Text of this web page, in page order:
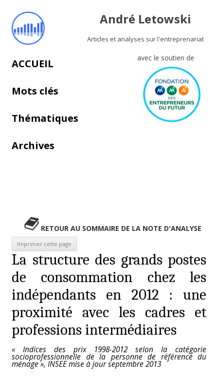
André Letowski
Articles et analyses sur l'entreprenariat
avec le soutien de
Aller au contenu principal
ACCUEIL
Mots clés
Thématiques
Archives
RETOUR AU SOMMAIRE DE LA NOTE D'ANALYSE
La structure des grands postes
de consommation chez les
indépendants en 2012 : une
proximité avec les cadres et
professions intermédiaires
« Indices des prix 1998-2012 selon la catégorie
socioprofessionnelle de la personne de référence du
ménage », INSEE mise à jour septembre 2013